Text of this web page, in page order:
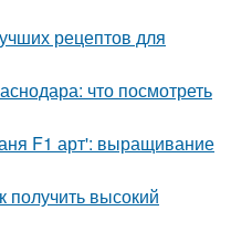
рецептов для
что посмотреть
F1 арт': выращивание
получить высокий